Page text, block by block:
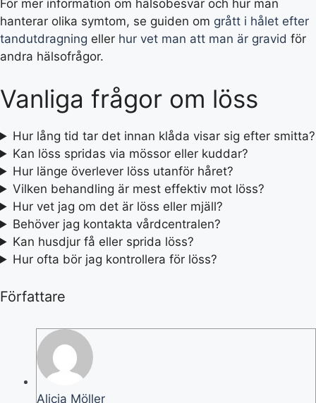
För mer information om hälsobesvär och hur man
hanterar olika symtom, se guiden om grått i hålet efter
tandutdragning eller hur vet man att man är gravid för
andra hälsofrågor.
Vanliga frågor om löss
Hur lång tid tar det innan klåda visar sig efter smitta?
Kan löss spridas via mössor eller kuddar?
Hur länge överlever löss utanför håret?
Vilken behandling är mest effektiv mot löss?
Hur vet jag om det är löss eller mjäll?
Behöver jag kontakta vårdcentralen?
Kan husdjur få eller sprida löss?
Hur ofta bör jag kontrollera för löss?
Författare
Alicia Möller